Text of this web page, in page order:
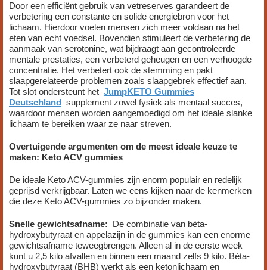
Door een efficiënt gebruik van vetreserves garandeert de
verbetering een constante en solide energiebron voor het
lichaam. Hierdoor voelen mensen zich meer voldaan na het
eten van echt voedsel. Bovendien stimuleert de verbetering de
aanmaak van serotonine, wat bijdraagt aan gecontroleerde
mentale prestaties, een verbeterd geheugen en een verhoogde
concentratie. Het verbetert ook de stemming en pakt
slaapgerelateerde problemen zoals slaapgebrek effectief aan.
Tot slot ondersteunt het JumpKETO Gummies
Deutschland supplement zowel fysiek als mentaal succes,
waardoor mensen worden aangemoedigd om het ideale slanke
lichaam te bereiken waar ze naar streven.
Overtuigende argumenten om de meest ideale keuze te
maken: Keto ACV gummies
De ideale Keto ACV-gummies zijn enorm populair en redelijk
geprijsd verkrijgbaar. Laten we eens kijken naar de kenmerken
die deze Keto ACV-gummies zo bijzonder maken.
Snelle gewichtsafname: De combinatie van bèta-
hydroxybutyraat en appelazijn in de gummies kan een enorme
gewichtsafname teweegbrengen. Alleen al in de eerste week
kunt u 2,5 kilo afvallen en binnen een maand zelfs 9 kilo. Bèta-
hydroxybutyraat (BHB) werkt als een ketonlichaam en